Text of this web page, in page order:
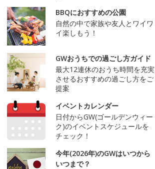
BBQにおすすめの公園
自然の中で家族や友人とワイワ
イ楽しもう！
GWおうちでの過ごし方ガイド
最大12連休のおうち時間を充実
させるおすすめの過ごし方をご
提案
イベントカレンダー
日付からGW(ゴールデンウィー
ク)のイベントスケジュールを
チェック！
今年(2026年)のGWはいつから
いつまで？